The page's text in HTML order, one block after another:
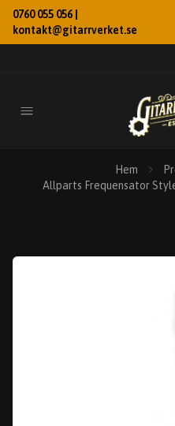
0760 055 056 |
kontakt@gitarrverket.se
Hem
Allparts Frequensator